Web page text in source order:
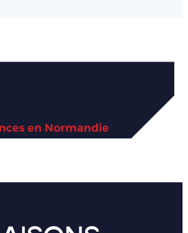
en Normandie